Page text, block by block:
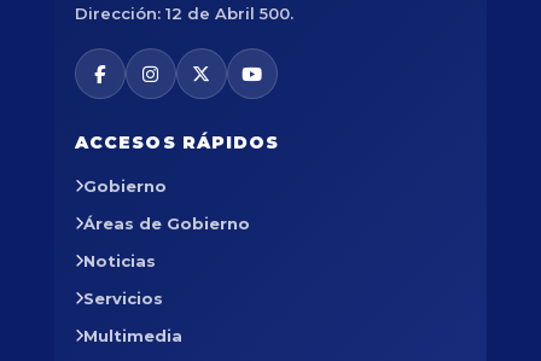
Dirección: 12 de Abril 500.
ACCESOS RÁPIDOS
Gobierno
Áreas de Gobierno
Noticias
Servicios
Multimedia